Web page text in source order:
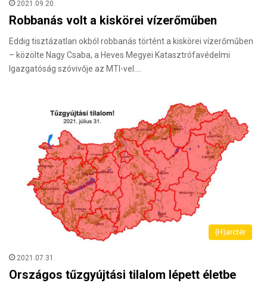
2021.09.20.
Robbanás volt a kiskörei vízerőműben
Eddig tisztázatlan okból robbanás történt a kiskörei vízerőműben
– közölte Nagy Csaba, a Heves Megyei Katasztrófavédelmi
Igazgatóság szóvivője az MTI-vel.…
(H)arctér
2021.07.31.
Országos tűzgyújtási tilalom lépett életbe